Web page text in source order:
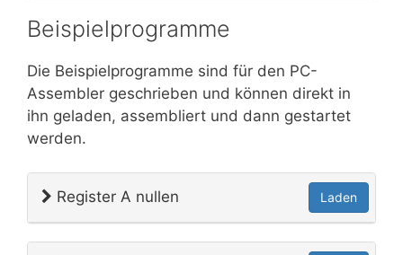
Beispielprogramme
Die Beispielprogramme sind für den PC-
Assembler geschrieben und können direkt in
ihn geladen, assembliert und dann gestartet
werden.
Register A nullen Laden